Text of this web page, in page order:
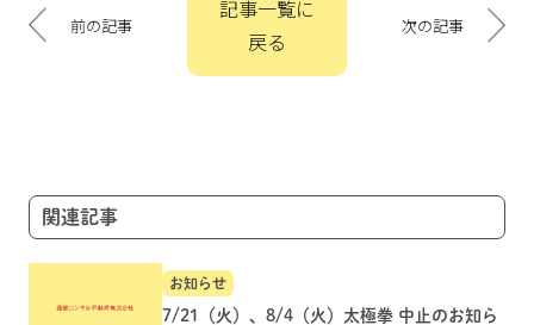
稿
ナ
ョ
ン
前の記事
記事一覧に
戻る
次の記事
関連記事
お知らせ
7/21（火）、8/4（火）太極拳 中止のお知ら